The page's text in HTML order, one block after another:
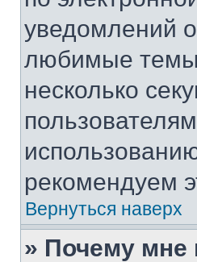
уведомлений
любимые темы
несколько
рекомендуем
Вернуться наверх
» Почему мне